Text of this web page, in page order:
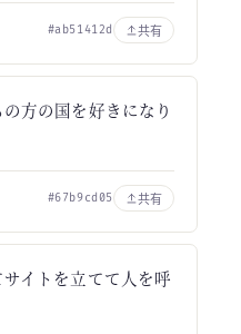
#ab51412d 共有
方の国を好きになり
#67b9cd05 共有
イトを立てて人を呼